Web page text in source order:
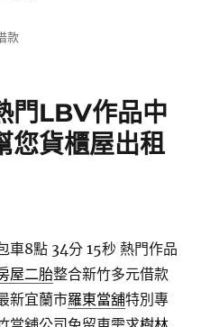
款
門LBV作品中
您貨櫃屋出租
車8點 34分 15秒 熱門作品
屋二胎整合新竹多元借款
新宜蘭市羅東當舖特別專